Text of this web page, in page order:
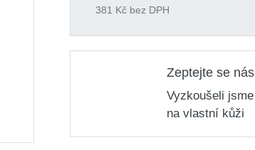
381 Kč bez DPH
Zeptejte se nás
Vyzkoušeli jsme
na vlastní kůži